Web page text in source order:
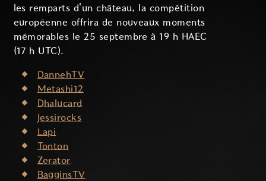
les remparts d'un château, la compétition
européenne offrira de nouveaux moments
mémorables le 25 septembre à 19 h HAEC
(17 h UTC).
DannehTV
Metashi12
Dhalucard
Jessirocks
Lapi
Tonton
Zerator
BagginsTV